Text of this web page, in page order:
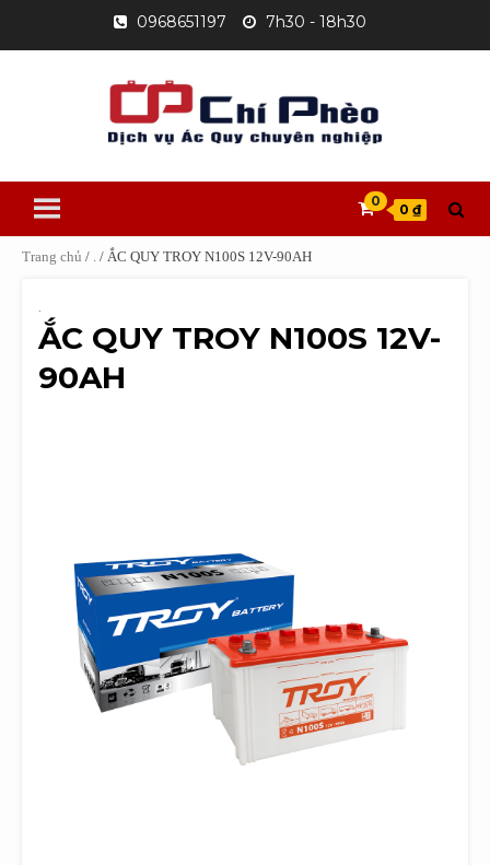
content
0968651197 7h30 - 18h30
0
0 ₫
Trang chủ / / ẮC QUY TROY N100S 12V-90AH
ẮC QUY TROY N100S 12V-
90AH